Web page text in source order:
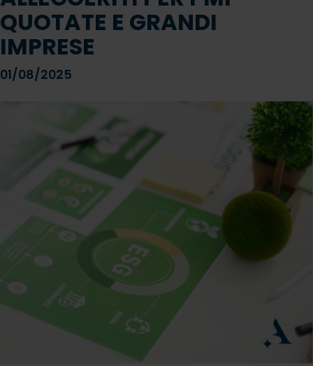
QUOTATE E GRANDI
IMPRESE
01/08/2025